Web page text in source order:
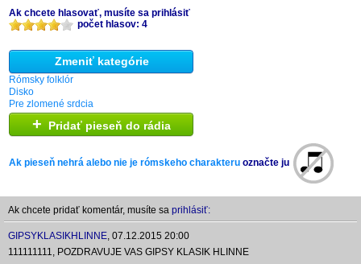
Ak chcete hlasovať, musíte sa prihlásiť
počet hlasov: 4
Zmeniť kategórie
Rómsky folklór
Disko
Pre zlomené srdcia
+ Pridať pieseň do rádia
Ak pieseň nehrá alebo nie je rómskeho charakteru označte ju
Ak chcete pridať komentár, musíte sa prihlásiť:
GIPSYKLASIKHLINNE, 07.12.2015 20:00
111111111, POZDRAVUJE VAS GIPSY KLASIK HLINNE